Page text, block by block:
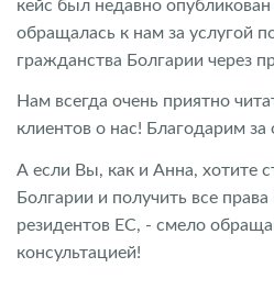
кейс был недавно
обращалась к нам за услугой
гражданства Болгарии через
Нам всегда очень приятно
клиентов о нас! Благодарим
А если Вы, как и Анна, хотите
Болгарии и получить все
резидентов ЕС, - смело
консультацией!